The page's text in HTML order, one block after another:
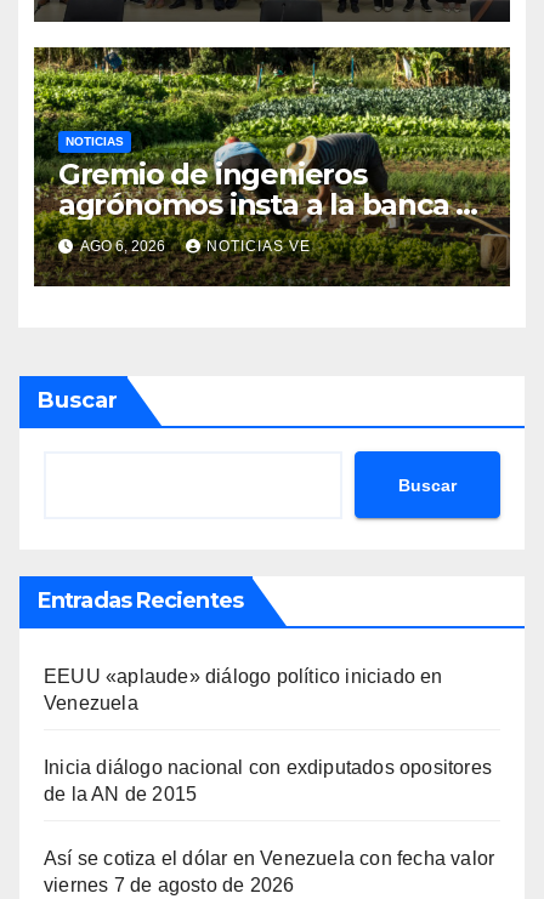
NOTICIAS
Gremio de ingenieros
agrónomos insta a la banca a
financiar la agricultura
familiar
AGO 6, 2026 NOTICIAS VE
Buscar
Buscar
Entradas Recientes
EEUU «aplaude» diálogo político iniciado en
Venezuela
Inicia diálogo nacional con exdiputados opositores
de la AN de 2015
Así se cotiza el dólar en Venezuela con fecha valor
viernes 7 de agosto de 2026